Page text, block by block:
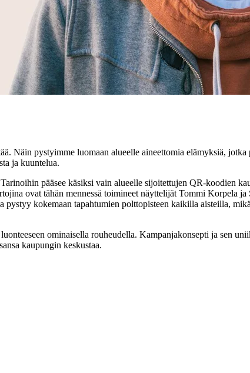
Näin pystyimme luomaan alueelle aineettomia elämyksiä,
ja kuuntelua.
pääsee käsiksi vain alueelle sijoitettujen QR-koodien
ovat tähän mennessä toimineet näyttelijät Tommi Korpela ja
kokemaan tapahtumien polttopisteen kaikilla aisteilla,
ominaisella rouheudella. Kampanjakonsepti ja sen
kaupungin keskustaa.